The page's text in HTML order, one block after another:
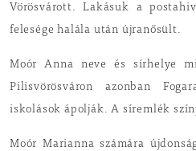
Vörösvárott. Lakásuk a
felesége halála után újranősült.
Moór Anna neve és sírhelye
Pilisvörösváron azonban
iskolások ápolják. A síremlék
Moór Marianna számára